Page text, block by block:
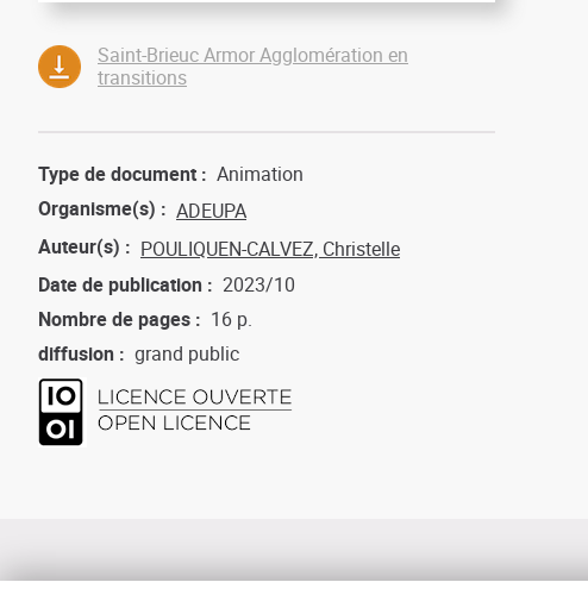
Saint-Brieuc Armor Agglomération en
transitions
Type de document
Animation
Organisme(s)
ADEUPA
Auteur(s)
POULIQUEN-CALVEZ, Christelle
Date de publication
2023/10
Nombre de pages
16 p.
diffusion
grand public